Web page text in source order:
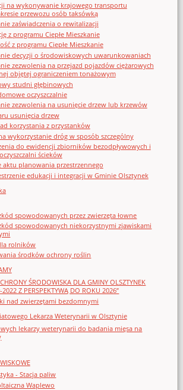
na wykonywanie krajowego transportu
przewozu osób taksówką
zaświadczenia o rewitalizacji
z programu Ciepłe Mieszkanie
z programu Ciepłe Mieszkanie
decyzji o środowiskowych uwarunkowaniach
zezwolenia na przejazd pojazdów ciężarowych
objętej ograniczeniem tonażowym
studni głębinowych
oczyszczalnie
zezwolenia na usunięcie drzew lub krzewów
usunięcia drzew
korzystania z przystanków
wykorzystanie dróg w sposób szczególny
do ewidencji zbiorników bezodpływowych i
ścieków
aktu planowania przestrzennego
edukacji i integracji w Gminie Olsztynek
spowodowanych przez zwierzęta łowne
spowodowanych niekorzystnymi zjawiskami
rolników
środków ochrony roślin
ŚRODOWISKA DLA GMINY OLSZTYNEK
Z PERSPEKTYWĄ DO ROKU 2026”
nad zwierzętami bezdomnymi
Lekarza Weterynarii w Olsztynie
lekarzy weterynarii do badania mięsa na
- Stacja paliw
Waplewo